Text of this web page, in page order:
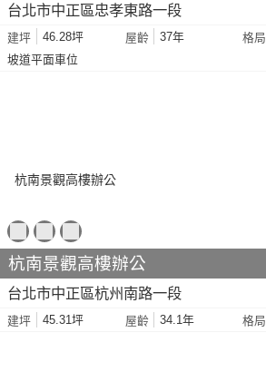
台北市中正區忠孝東路一段
建坪 46.28坪 屋齡 37年 格局
坡道平面車位
杭南景觀高樓辦公
台北市中正區杭州南路一段
建坪 45.31坪 屋齡 34.1年 格局